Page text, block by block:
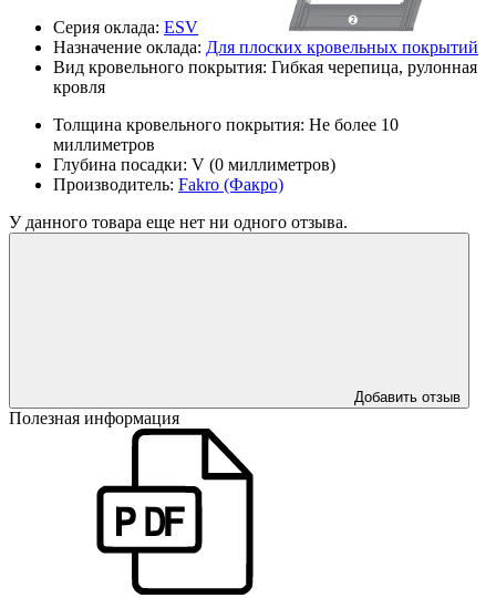
Серия оклада: ESV
Назначение оклада: Для плоских кровельных покрытий
Вид кровельного покрытия: Гибкая черепица, рулонная
кровля
Толщина кровельного покрытия: Не более 10
миллиметров
Глубина посадки: V (0 миллиметров)
Производитель: Fakro (Факро)
У данного товара еще нет ни одного отзыва.
Добавить отзыв
Полезная информация